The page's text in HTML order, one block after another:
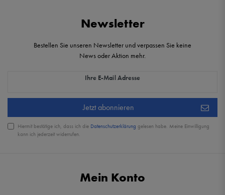
Mein Konto
Newsletter
Bestellen Sie unseren Newsletter und verpassen Sie keine
News oder Aktion mehr.
Ihre E-Mail Adresse
Newsletter Honig
Jetzt abonnieren
Hiermit bestätige ich, dass ich die Daten­schutz­erklärung gelesen habe. Meine Einwilligung
kann ich jederzeit widerrufen.